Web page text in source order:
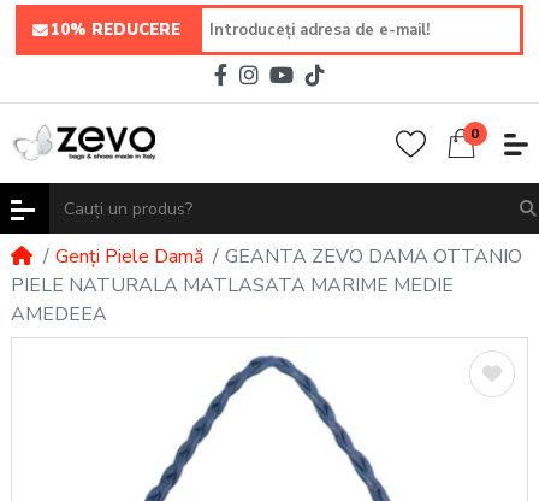
10% REDUCERE
0
Genți Piele Damă
GEANTA ZEVO DAMA OTTANIO
PIELE NATURALA MATLASATA MARIME MEDIE
AMEDEEA